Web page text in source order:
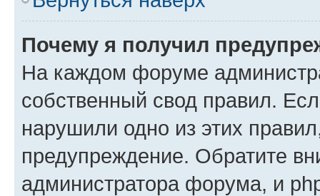
Почему я получил
На каждом форуме
собственный свод правил.
нарушили одно из этих
предупреждение. Обратите
администратора форума, и